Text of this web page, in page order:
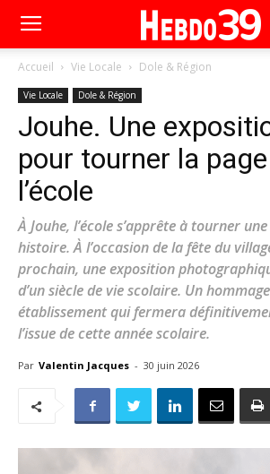
Accueil Vie Locale Dole & Région
Vie Locale Dole & Région
Jouhe. Une
pour tourner la
l’école
À Jouhe, l’école s’apprête à tourner
histoire. À l’occasion de la fête du
prochain, une exposition
d’un siècle de vie scolaire. Un
établissement qui fermera
l’issue de cette année scolaire.
Par Valentin Jacques - 30 juin 2026